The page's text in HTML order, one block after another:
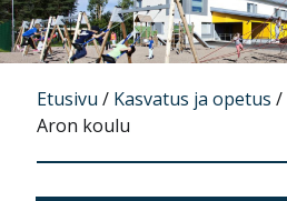
Etusivu / Kasvatus ja opetus /
Aron koulu